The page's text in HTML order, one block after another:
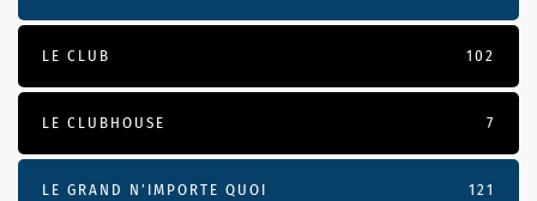
LE CLUB 102
LE CLUBHOUSE 7
LE GRAND N’IMPORTE QUOI 121